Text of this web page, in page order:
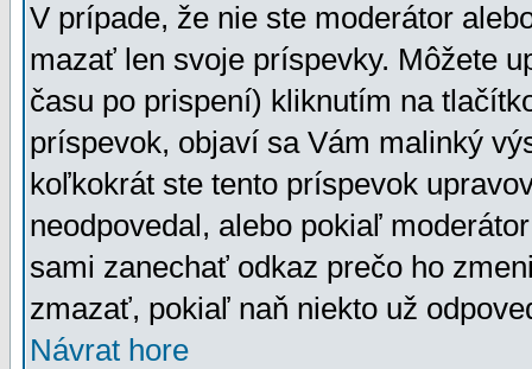
V prípade, že nie ste moderátor
mazať len svoje príspevky. Môžete
času po prispení) kliknutím na
príspevok, objaví sa Vám malinký
koľkokrát ste tento príspevok
neodpovedal, alebo pokiaľ
sami zanechať odkaz prečo ho
zmazať, pokiaľ naň niekto už
Návrat hore